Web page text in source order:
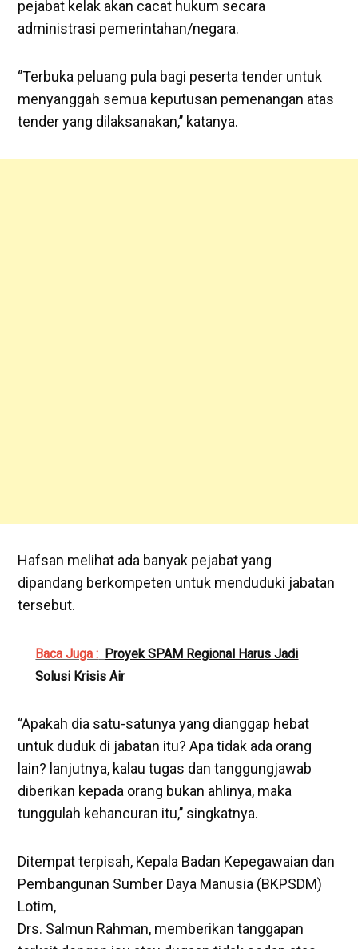
pejabat kelak akan cacat hukum secara
administrasi pemerintahan/negara.
‘’Terbuka peluang pula bagi peserta tender untuk
menyanggah semua keputusan pemenangan atas
tender yang dilaksanakan,’’ katanya.
Hafsan melihat ada banyak pejabat yang
dipandang berkompeten untuk menduduki jabatan
tersebut.
Baca Juga : Proyek SPAM Regional Harus Jadi
Solusi Krisis Air
‘’Apakah dia satu-satunya yang dianggap hebat
untuk duduk di jabatan itu? Apa tidak ada orang
lain? lanjutnya, kalau tugas dan tanggungjawab
diberikan kepada orang bukan ahlinya, maka
tunggulah kehancuran itu,’’ singkatnya.
Ditempat terpisah, Kepala Badan Kepegawaian dan
Pembangunan Sumber Daya Manusia (BKPSDM)
Lotim,
Drs. Salmun Rahman, memberikan tanggapan